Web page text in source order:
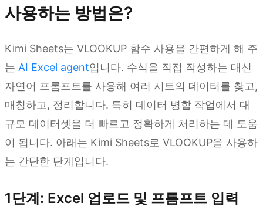
사용하는 방법은?
Kimi Sheets는 VLOOKUP 함수 사용을 간편하게 해 주
는 AI Excel agent입니다. 수식을 직접 작성하는 대신
자연어 프롬프트를 사용해 여러 시트의 데이터를 찾고,
매칭하고, 정리합니다. 특히 데이터 병합 작업에서 대
규모 데이터셋을 더 빠르고 정확하게 처리하는 데 도움
이 됩니다. 아래는 Kimi Sheets로 VLOOKUP을 사용하
는 간단한 단계입니다.
1단계: Excel 업로드 및 프롬프트 입력